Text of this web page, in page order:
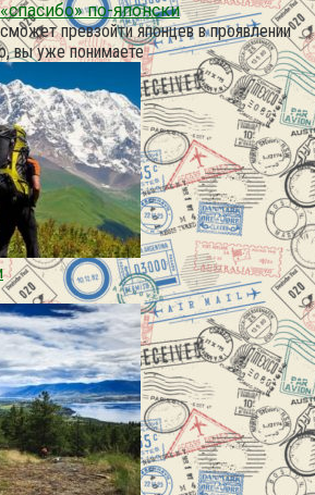
по-японски
превзойти японцев в проявлении
вы уже понимаете